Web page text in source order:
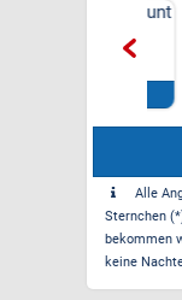
4
Alle
Sternchen
bekommen
keine